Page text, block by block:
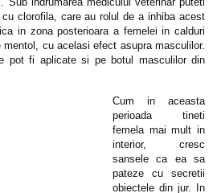
clorofila, care au rolul de a inhiba acest
in zona posterioara a femelei in calduri
cu acelasi efect asupra masculilor.
pot fi aplicate si pe botul masculilor din
Cum in aceasta
perioada tineti
femela mai mult in
interior, cresc
sansele ca ea sa
pateze cu secretii
obiectele din jur. In